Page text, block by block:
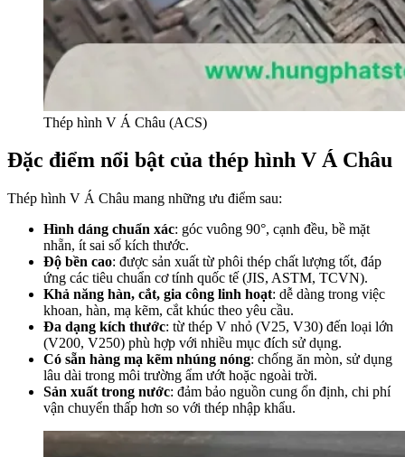
Thép hình V Á Châu (ACS)
Đặc điểm nổi bật của thép hình V Á Châu
Thép hình V Á Châu mang những ưu điểm sau:
Hình dáng chuẩn xác: góc vuông 90°, cạnh đều, bề mặt
nhẵn, ít sai số kích thước.
Độ bền cao: được sản xuất từ phôi thép chất lượng tốt, đáp
ứng các tiêu chuẩn cơ tính quốc tế (JIS, ASTM, TCVN).
Khả năng hàn, cắt, gia công linh hoạt: dễ dàng trong việc
khoan, hàn, mạ kẽm, cắt khúc theo yêu cầu.
Đa dạng kích thước: từ thép V nhỏ (V25, V30) đến loại lớn
(V200, V250) phù hợp với nhiều mục đích sử dụng.
Có sẵn hàng mạ kẽm nhúng nóng: chống ăn mòn, sử dụng
lâu dài trong môi trường ẩm ướt hoặc ngoài trời.
Sản xuất trong nước: đảm bảo nguồn cung ổn định, chi phí
vận chuyển thấp hơn so với thép nhập khẩu.